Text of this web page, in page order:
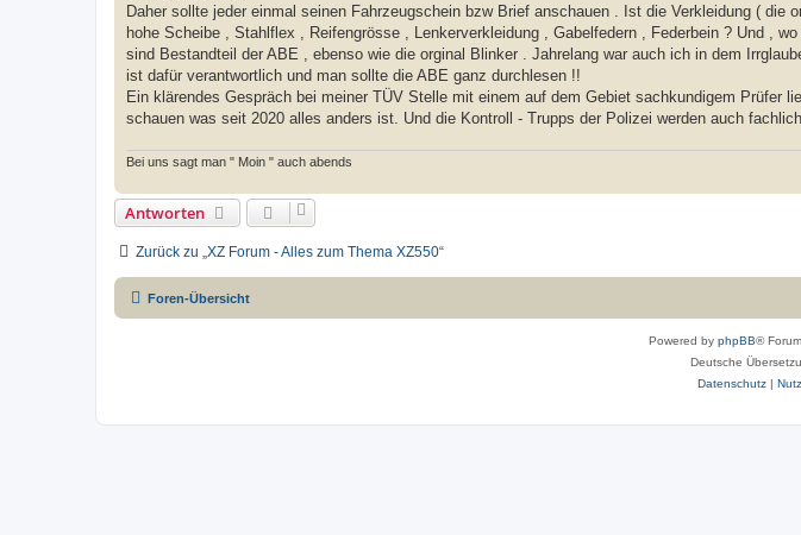
Daher sollte jeder einmal seinen Fahrzeugschein bzw Brief anschauen . Ist die Verkleidung ( die
hohe Scheibe , Stahlflex , Reifengrösse , Lenkerverkleidung , Gabelfedern , Federbein ? Und ,
sind Bestandteil der ABE , ebenso wie die orginal Blinker . Jahrelang war auch ich in dem
ist dafür verantwortlich und man sollte die ABE ganz durchlesen !!
Ein klärendes Gespräch bei meiner TÜV Stelle mit einem auf dem Gebiet sachkundigem Prüfer
schauen was seit 2020 alles anders ist. Und die Kontroll - Trupps der Polizei werden auch
Bei uns sagt man " Moin " auch abends
Antworten
Zurück zu „XZ Forum - Alles zum Thema XZ550“
Foren-Übersicht
Powered by phpBB®
Deutsche
Datenschutz|